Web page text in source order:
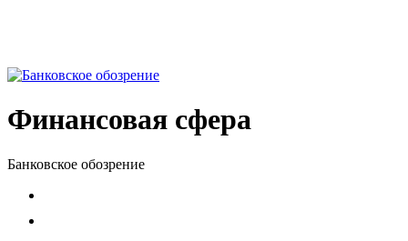
Финансовая сфера
Банковское обозрение